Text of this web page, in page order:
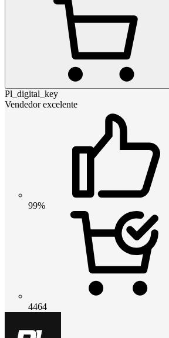
Pl_digital_key
Vendedor excelente
99%
4464